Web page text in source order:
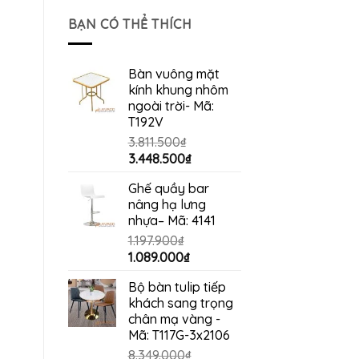
là:
2.200.000₫.
tại
là:
BẠN CÓ THỂ THÍCH
Bàn vuông mặt
kính khung nhôm
ngoài trời- Mã:
T192V
3.811.500₫
Giá
là:
3.811.500₫.
3.448.500₫Giá
tại
là:
3.448.500₫.
Ghế quầy bar
nâng hạ lưng
nhựa– Mã: 4141
1.197.900₫
Giá
là:
1.197.900₫.
1.089.000₫Giá
tại
là:
1.089.000₫.
Bộ bàn tulip tiếp
khách sang trọng
chân mạ vàng -
Mã: T117G-3x2106
8.349.000₫